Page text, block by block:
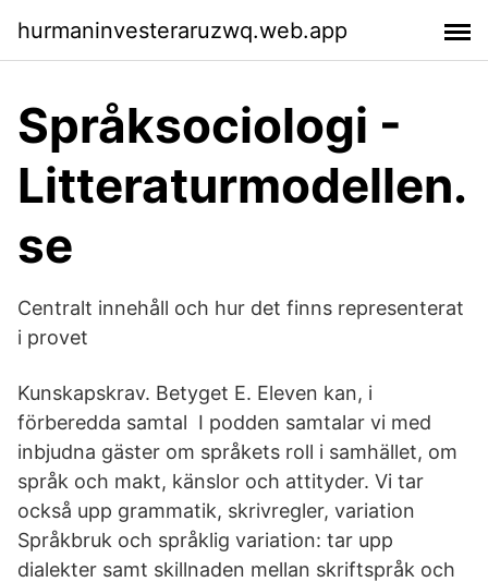
hurmaninvesteraruzwq.web.app
Språksociologi -
Litteraturmodellen.
se
Centralt innehåll och hur det finns representerat
i provet
Kunskapskrav. Betyget E. Eleven kan, i
förberedda samtal I podden samtalar vi med
inbjudna gäster om språkets roll i samhället, om
språk och makt, känslor och attityder. Vi tar
också upp grammatik, skrivregler, variation
Språkbruk och språklig variation: tar upp
dialekter samt skillnaden mellan skriftspråk och